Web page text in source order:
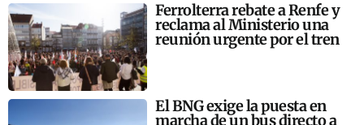
Ferrolterra rebate a Renfe y
reclama al Ministerio una
reunión urgente por el tren
El BNG exige la puesta en
marcha de un bus directo a